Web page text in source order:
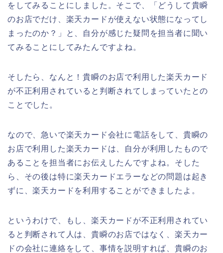
をしてみることにしました。そこで、「どうして貴瞬
のお店でだけ、楽天カードが使えない状態になってし
まったのか？」と、自分が感じた疑問を担当者に聞い
てみることにしてみたんですよね。
そしたら、なんと！貴瞬のお店で利用した楽天カード
が不正利用されていると判断されてしまっていたとの
ことでした。
なので、急いで楽天カード会社に電話をして、貴瞬の
お店で利用した楽天カードは、自分が利用したもので
あることを担当者にお伝えしたんですよね。そした
ら、その後は特に楽天カードエラーなどの問題は起き
ずに、楽天カードを利用することができましたよ。
というわけで、もし、楽天カードが不正利用されてい
ると判断されて人は、貴瞬のお店ではなく、楽天カー
ドの会社に連絡をして、事情を説明すれば、貴瞬のお